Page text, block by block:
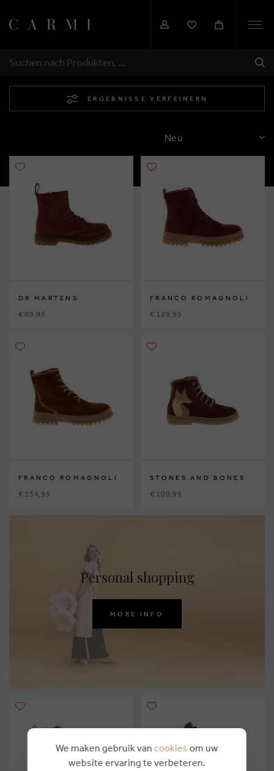
SUCHEN
ERGEBNISSE VERFEINERN
SORTIEREN
DR MARTENS
€ 89,95
FRANCO ROMAGNOLI
€ 129,95
FRANCO ROMAGNOLI
€ 134,95
STONES AND BONES
€ 109,95
Personal shopping
MORE INFO
We maken gebruik van cookies om uw
website ervaring te verbeteren.